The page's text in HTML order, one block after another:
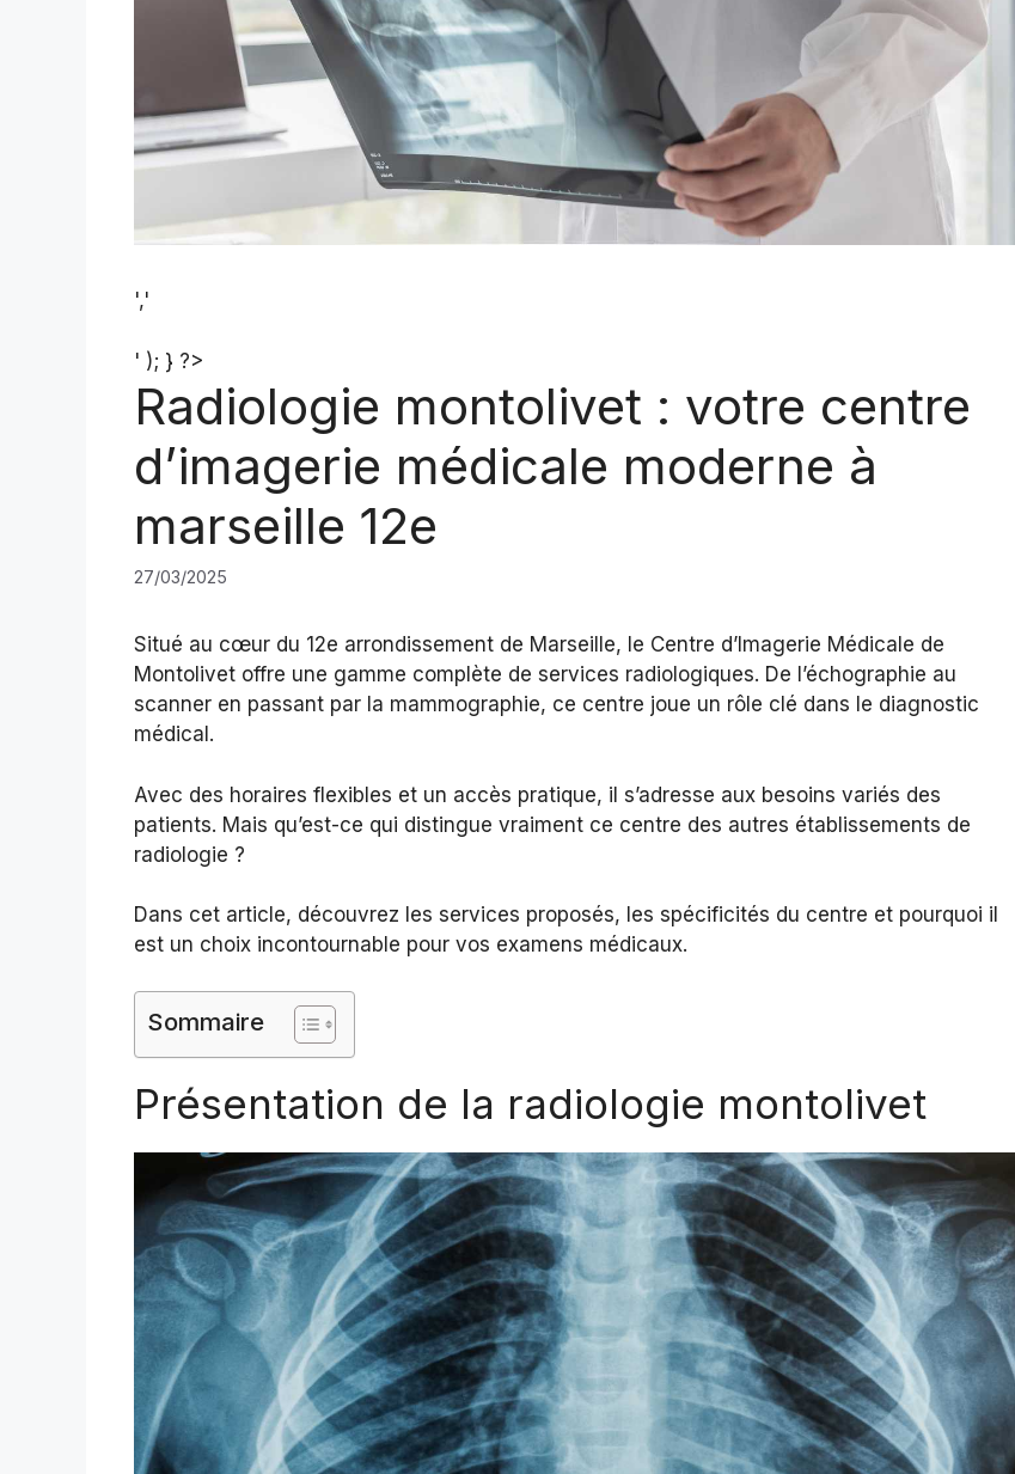
','
' ); } ?>
Radiologie montolivet : votre centre
d’imagerie médicale moderne à
marseille 12e
27/03/2025
Situé au cœur du 12e arrondissement de Marseille, le Centre d’Imagerie Médicale de
Montolivet offre une gamme complète de services radiologiques. De l’échographie au
scanner en passant par la mammographie, ce centre joue un rôle clé dans le diagnostic
médical.
Avec des horaires flexibles et un accès pratique, il s’adresse aux besoins variés des
patients. Mais qu’est-ce qui distingue vraiment ce centre des autres établissements de
radiologie ?
Dans cet article, découvrez les services proposés, les spécificités du centre et pourquoi il
est un choix incontournable pour vos examens médicaux.
Sommaire
Présentation de la radiologie montolivet